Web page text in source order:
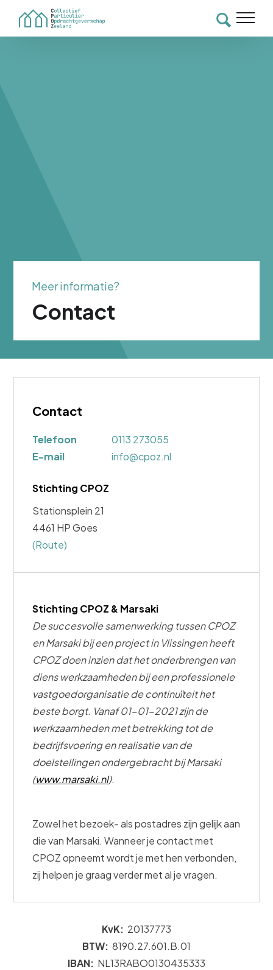
Meer informatie?
Contact
Contact
Telefoon
0113 273055
E-mail
info@cpoz.nl
Stichting CPOZ
Stationsplein 21
4461 HP Goes
(Route)
Stichting CPOZ & Marsaki
De succesvolle samenwerking tussen CPOZ
en Marsaki bĳ een project in Vlissingen heeft
CPOZ doen inzien dat het onderbrengen van
diens werkzaamheden bĳ een professionele
vastgoedorganisatie de continuïteit het
beste borgt. Vanaf 01-01-2021 zĳn de
werkzaamheden met betrekking tot de
bedrĳfsvoering en realisatie van de
doelstellingen ondergebracht bĳ Marsaki
(www.marsaki.nl).
Zowel het bezoek- als postadres zijn gelijk aan
die van Marsaki. Wanneer je contact met
CPOZ opneemt wordt je met hen verbonden,
zij helpen je graag verder met al je vragen.
KvK: 20137773
BTW: 8190.27.601.B.01
IBAN: NL13RABO0130435333